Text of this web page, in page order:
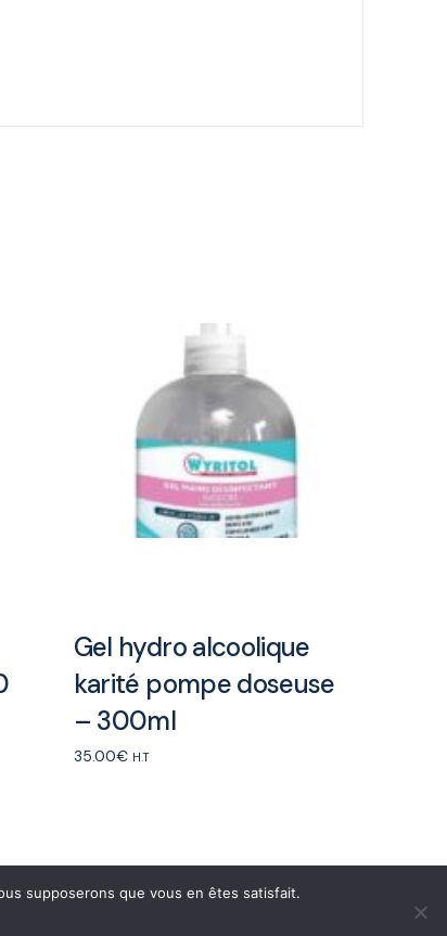
Gel hydro alcoolique
karité pompe doseuse
– 300ml
35.00€ H.T
supposerons que vous en êtes satisfait.